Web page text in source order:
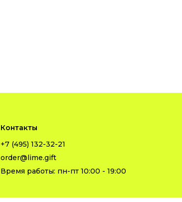
Контакты
+7 (495) 132-32-21
order@lime.gift
Время работы: пн-пт 10:00 - 19:00